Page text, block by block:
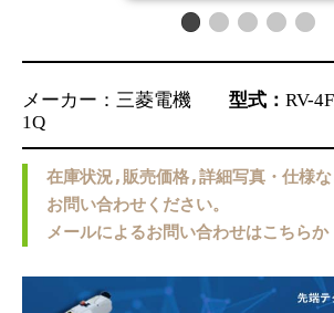
メーカー：三菱電機 型式： RV-
在庫状況,販売価格,詳細写真・仕様な
お問い合わせください。
メールによるお問い合わせはこちらか